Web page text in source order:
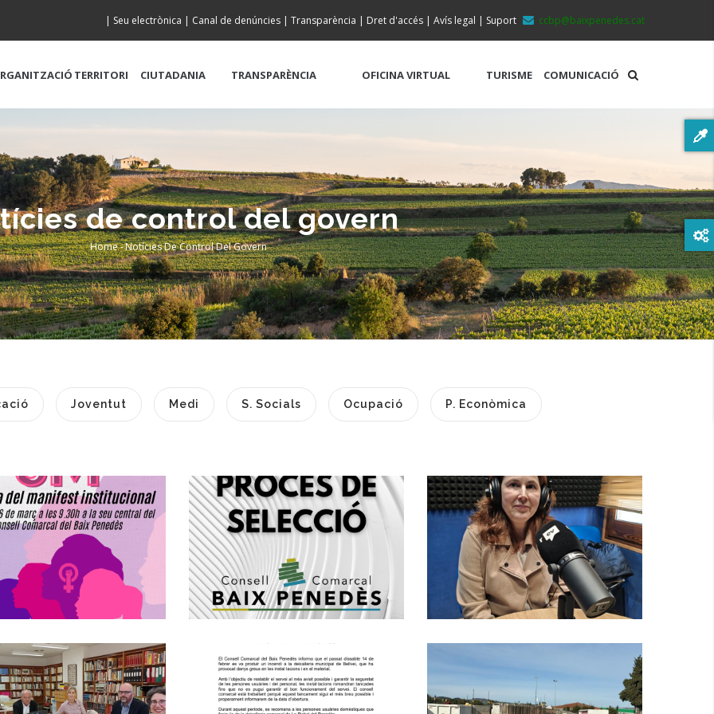
ccbp@baixpenedes.cat
| Seu electrònica | Canal de denúncies | Transparència | Dret d'accés | Avís legal | Suport
TERRITORI CIUTADANIA TRANSPARÈNCIA OFICINA VIRTUAL TURISME COMUNICACIÓ
de control del govern
Breadcrumb
Home-Notícies De Control Del Govern
Joventut Medi S. Socials Ocupació P. Econòmica
Commemoració
8 De Març, Dia
De
La Dona Al Baix
Penedès
S. socials
Creació D'una
Borsa D'auxiliars
Administratius/ves,
Grup C2
Altres
Anan Mañé,
Responsable De
L’Oficina
Comarcal
D’Informació Al
Consumidor Del
Consell Comarcal
Reunió Anual De
La Comissió De
Seguiment De
Provisionals En El
Lliurament De
Residus A La
Deixalleria